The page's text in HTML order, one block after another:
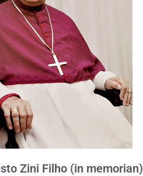
Zini Filho (in memorian)